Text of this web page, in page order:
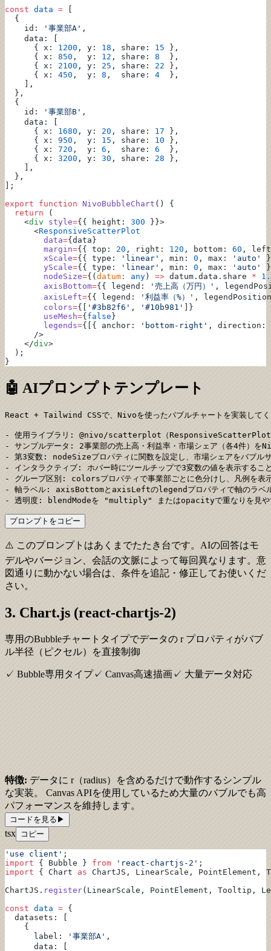
const data =
  {
    id:
'事業部A' ,
    data: [
      { x:
1200 , y: 18 , share: 15 },
      { x:
850 ,  y: 12 , share: 8
  },
      { x:
2100 , y: 25 , share: 22 },
      { x:
450 ,  y: 8 ,  share: 4
  },
    ],
  },
  {
    id:
'事業部B' ,
    data: [
      { x:
1680 , y: 20 , share: 17 },
      { x:
950 ,  y: 15 , share: 10 },
      { x:
720 ,  y: 6 ,  share: 6
  },
      { x:
3200 , y: 30 , share: 28 },
    ],
  },
];
export function NivoBubbleChart () {
  return
(
    <
div style={{ height: 300 }}>
      <
ResponsiveScatterPlot
        data
={data}
        margin
={{ top: 20 , right: 120 , bottom: 60 ,
        xScale
={{ type: 'linear' , min: 0 , max: 'auto'
        yScale
={{ type: 'linear' , min: 0 , max: 'auto'
        nodeSize
={( datum : any ) => datum.data.share *
        axisBottom
={{ legend: '売上高（万円）' ,
        axisLeft
={{ legend: '利益率（%）' ,
        colors
={[ '#3b82f6' , '#10b981'
]}
        useMesh
={ false }
        legends
={[{ anchor: 'bottom-right' , direction:
      />
    </
div>
  );
}
🤖 AIプロンプトテンプレート
React + Tailwind CSSで、Nivoを使ったバブルチャートを実装してく
- 使用ライブラリ: @nivo/scatterplot（ResponsiveScatterPlot
- サンプルデータ: 2事業部の売上高・利益率・市場シェア（各4
- 第3変数: nodeSizeプロパティに関数を設定し、市場シェアをバ
- インタラクティブ: ホバー時にツールチップで3変数の値を表示する
- グループ区別: colorsプロパティで事業部ごとに色分けし、凡例を表
- 軸ラベル: axisBottomとaxisLeftのlegendプロパティで軸のラベル
- 透明度: blendModeを "multiply" またはopacityで重なりを見や
プロンプトをコピー
⚠️ このプロンプトはあくまでたたき台です。AIの回答はモ
デルやバージョン、会話の文脈によって毎回異なります。意
図通りに動かない場合は、条件を追記・修正してお使いくだ
さい。
3. Chart.js (react-chartjs-2)
専用のBubbleチャートタイプでデータの r プロパティがバブ
ル半径（ピクセル）を直接制御
✓ Bubble専用タイプ✓ Canvas高速描画✓ 大量データ対応
特徴: データに r（radius）を含めるだけで動作するシンプル
な実装。 Canvas APIを使用しているため大量のバブルでも高
パフォーマンスを維持します。
コードを見る ▶
tsx コピー
'use client' ;
import { Bubble } from 'react-chartjs-2' ;
import { Chart as ChartJS, LinearScale,
ChartJS. register(LinearScale, PointElement, Tooltip,
const data = {
  datasets: [
    {
      label:
'事業部A' ,
      data: [